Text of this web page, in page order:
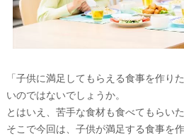
「子供に満足してもらえる食事を作り
いのではないでしょうか。
とはいえ、苦手な食材も食べてもらいた
そこで今回は、子供が満足する食事を